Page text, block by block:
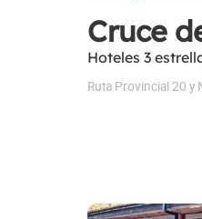
Cruce
Hoteles 3
Ruta Provincial 20 y